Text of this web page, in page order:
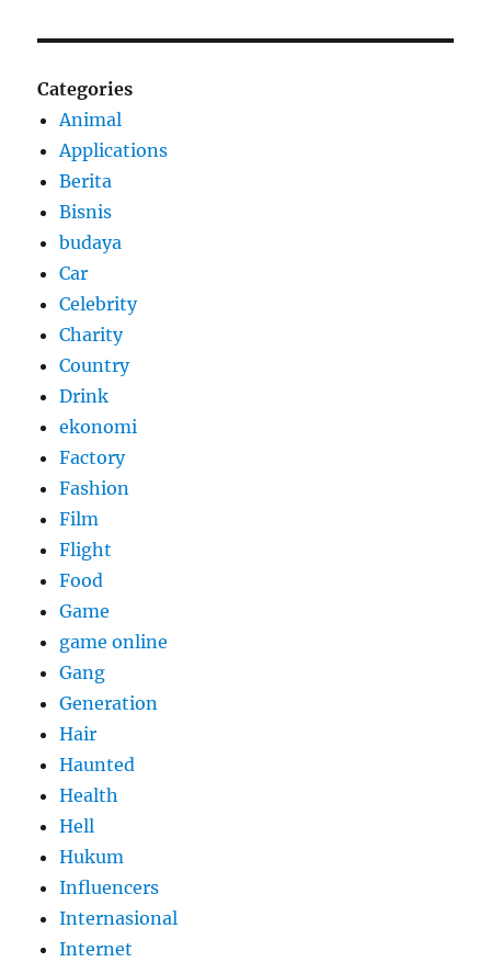
Categories
Animal
Applications
Berita
Bisnis
budaya
Car
Celebrity
Charity
Country
Drink
ekonomi
Factory
Fashion
Film
Flight
Food
Game
game online
Gang
Generation
Hair
Haunted
Health
Hell
Hukum
Influencers
Internasional
Internet